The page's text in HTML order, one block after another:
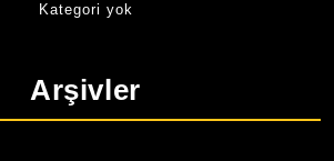
Kategori yok
Arşivler